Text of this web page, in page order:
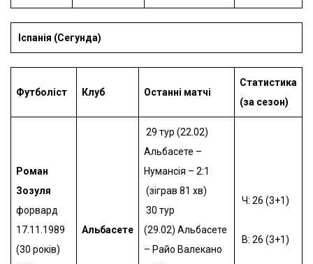
Іспанія (Сегунда)
Футболіст Клуб Останні матчі
Статистика
(за сезон)
Роман
Зозуля
форвард
17.11.1989
(30 років)
Альбасете
29 тур (22.02)
Альбасете –
Нумансія – 2:1
(зіграв 81 хв)
30 тур
(29.02) Альбасете
– Райо Валекано
Ч: 26 (3+1)
В: 26 (3+1)